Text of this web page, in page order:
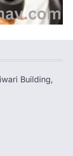
Building,